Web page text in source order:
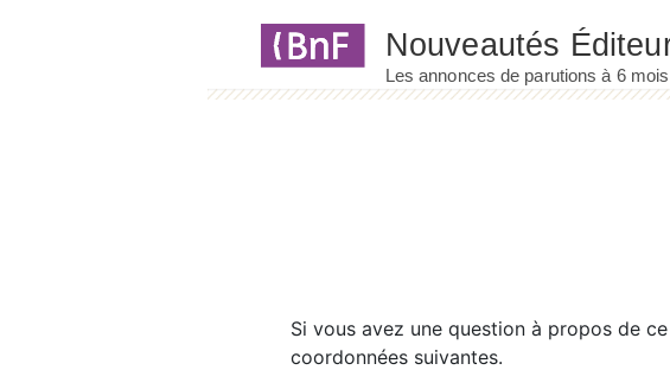
Si vous avez une question à propos de
coordonnées suivantes.